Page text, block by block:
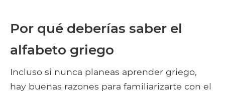
Por qué deberías saber el
alfabeto griego
Incluso si nunca planeas aprender griego,
hay buenas razones para familiarizarte con el